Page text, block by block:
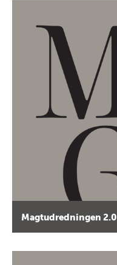
Magtudredningen 2.0